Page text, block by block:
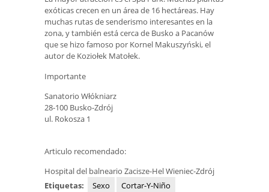
exóticas crecen en un área de 16 hectáreas. Hay
muchas rutas de senderismo interesantes en la
zona, y también está cerca de Busko a Pacanów
que se hizo famoso por Kornel Makuszyński, el
autor de Koziołek Matołek.
Importante
Sanatorio Włókniarz
28-100 Busko-Zdrój
ul. Rokosza 1
Articulo recomendado:
Hospital del balneario Zacisze-Hel Wieniec-Zdrój
Etiquetas:
Sexo
Cortar-Y-Niño